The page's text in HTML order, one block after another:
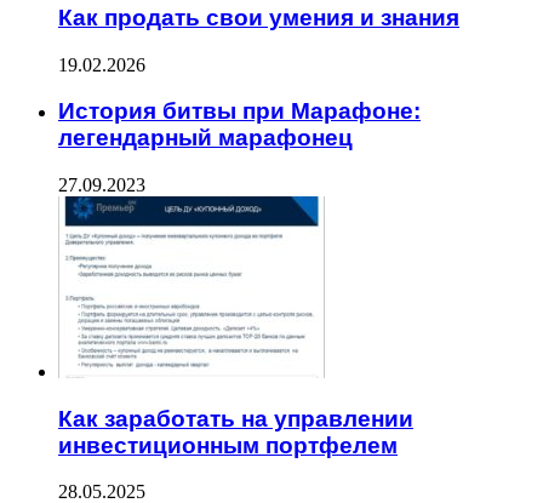
Как продать свои умения и знания
19.02.2026
История битвы при Марафоне:
легендарный марафонец
27.09.2023
Как заработать на управлении
инвестиционным портфелем
28.05.2025